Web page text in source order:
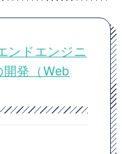
ンドエンジニ
発（Web